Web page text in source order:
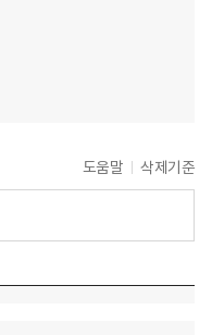
도움말 삭제기준